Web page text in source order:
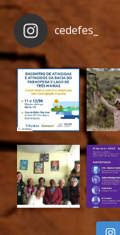
cedefes_